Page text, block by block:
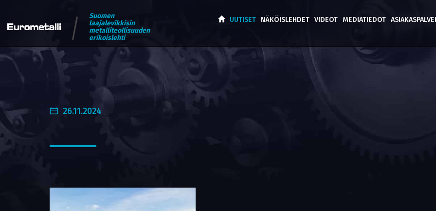
Suomen
laajalevikkisin
metalliteollisuuden
erikoislehti
UUTISET NÄKÖISLEHDET VIDEOT MEDIATIEDOT
26.11.2024